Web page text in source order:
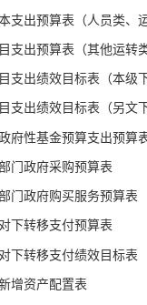
支出预算表（人员类、
支出预算表（其他运转
支出绩效目标表（本级下
支出绩效目标表（另文下
府性基金预算支出预算
门政府采购预算表
门政府购买服务预算表
下转移支付预算表
下转移支付绩效目标表
增资产配置表